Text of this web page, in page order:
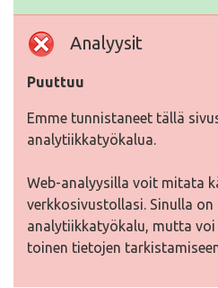
Analyysit
Puuttuu
Emme tunnistaneet tällä
analytiikkatyökalua.
Web-analyysilla voit mitata
verkkosivustollasi. Sinulla
analytiikkatyökalu, mutta
toinen tietojen